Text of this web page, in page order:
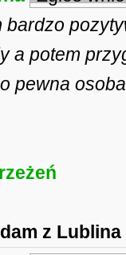
bardzo
a potem
pewna
z Lublina